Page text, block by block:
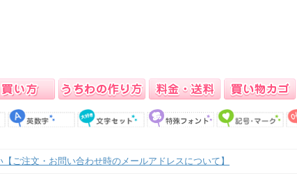
ご注文・お問い合わせ時のメールアドレスについて】